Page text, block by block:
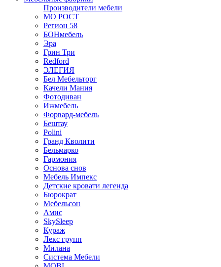
Производители мебели
МО РОСТ
Регион 58
БОНмебель
Эра
Грин Три
Redford
ЭЛЕГИЯ
Бел Мебельторг
Качели Мания
Фотодиван
Ижмебель
Форвард-мебель
Бештау
Polini
Гранд Кволити
Бельмарко
Гармония
Основа снов
Мебель Импекс
Детские кровати легенда
Бюрократ
Мебельсон
Амис
SkySleep
Кураж
Лекс групп
Милана
Система Мебели